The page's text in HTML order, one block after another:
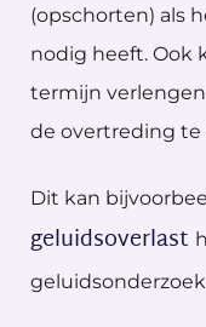
(opschorten) als
nodig heeft. Ook
termijn
de overtreding te
Dit kan
geluidsoverlast